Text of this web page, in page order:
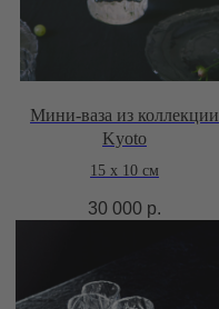
Мини-ваза из коллекции
Kyoto
15 х 10 см
30 000 р.